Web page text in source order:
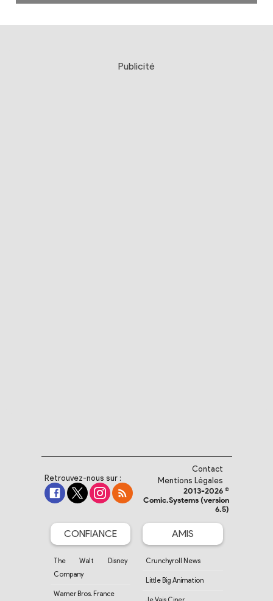
Publicité
Retrouvez-nous sur :
Contact
Mentions Légales
2013-2026 ©
Comic.Systems (version
6.5)
CONFIANCE
The Walt Disney
Company
Warner Bros. France
AMIS
Crunchyroll News
Little Big Animation